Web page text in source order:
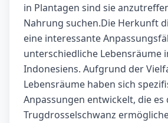
in Plantagen sind sie
Nahrung suchen.Die Herkunft
eine interessante
unterschiedliche Lebensräume
Indonesiens. Aufgrund der
Lebensräume haben sich
Anpassungen entwickelt, die es
Trugdrosselschwanz